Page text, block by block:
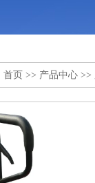
首页 >> 产品中心 >>